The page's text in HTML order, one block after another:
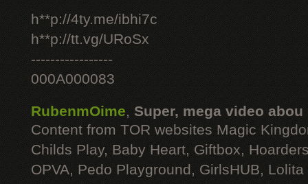
h**p://4ty.me/ibhi7c
h**p://tt.vg/URoSx
-----------------
000A000083
RubenmOime, Super, mega video abou
Content from TOR websites Magic
Childs Play, Baby Heart, Giftbox,
OPVA, Pedo Playground, GirlsHUB, Lolita